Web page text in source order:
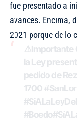
fue presentado a
avances. Encima,
2021 porque de lo
⚠️Importante
la Ley
pedido de
1700
#Boedo